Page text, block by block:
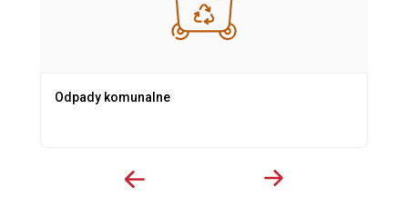
Odpady komunalne